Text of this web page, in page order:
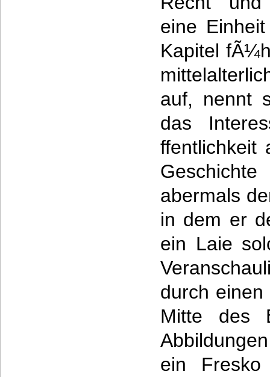
eine
Kapitel
auf, nennt
das
ffentlichkeit
abermals
in dem er
ein Laie
durch
Mitte des
ein Fresko